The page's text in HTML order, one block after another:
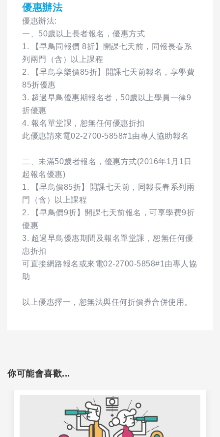
優惠辦法
優惠辦法:
一、50歲以上長者報名，優惠方式
1. 【早鳥同報價 8折】開課七天前，同報長春系
列兩門（含）以上課程
2. 【早鳥享樂價85折】開課七天前報名，享學費
85折優惠
3. 超過早鳥優惠期報名者，50歲以上學員一律9
折優惠
4. 報名單堂課，恕無任何優惠折扣
此優惠請來電02-2700-5858#1由專人協助報名
二、未滿50歲者報名，優惠方式(2016年1月1日
起報名優惠)
1. 【早鳥價85折】開課七天前，同報長春系列兩
門（含）以上課程
2. 【早鳥價9折】開課七天前報名，可享學費9折
優惠
3. 超過早鳥優惠期間及報名單堂課，恕無任何優
惠折扣
可直接網路報名或來電02-2700-5858#1由專人協
助
以上優惠擇一，恕無法與任何折價券合併使用。
你可能會喜歡...